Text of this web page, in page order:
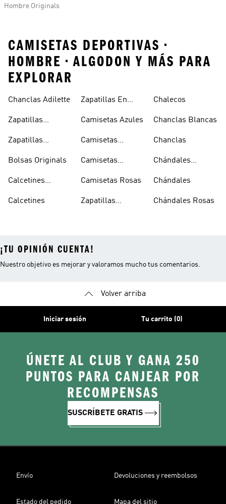
Hombre Originals
CAMISETAS DEPORTIVAS •
HOMBRE • ALGODON Y MÁS PARA
EXPLORAR
Chanclas Adilette
Zapatillas
Zapatillas
Blancas
Bolsas Originals
Calcetines
Blancos
Calcetines
Zapatillas En
Camisetas Azules
Camisetas
Camisetas
Camisetas Rosas
Zapatillas
Chalecos
Chanclas Blancas
Chanclas
Chándales
Chándales
Chándales Rosas
¡TU OPINIÓN CUENTA!
Nuestro objetivo es mejorar y valoramos mucho tus comentarios.
Volver arriba
Iniciar sesión Tu carrito (0)
ÚNETE AL CLUB Y GANA 250
PUNTOS PARA CANJEAR POR
RECOMPENSAS
SUSCRÍBETE GRATIS
Envío Devoluciones y reembolsos
Estado del pedido Mapa del sitio